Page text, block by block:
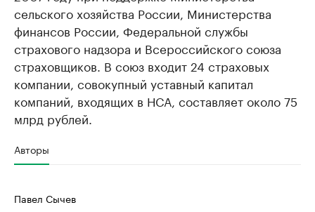
сельского хозяйства России, Министерства
финансов России, Федеральной службы
страхового надзора и Всероссийского союза
страховщиков. В союз входит 24 страховых
компании, совокупный уставный капитал
компаний, входящих в НСА, составляет около 75
млрд рублей.
Авторы
Павел Сычев